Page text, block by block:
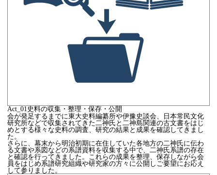
Act_ 01 史料の収集・整理・保存・公開
会が発足するまでに東大史料編纂所や伊豫史談会、日本常民文化
研究所などで収集されてきた二神氏と二神島関連の古文書をはじ
めとする様々な史料の調査、研究の結果と成果を確認してきまし
た。
さらに、幕末から明治初期に在住していた各地方の二神氏に伝わ
る文書や系図などの系譜資料を収集する中で、二神氏系譜の存在
と確認を行ってきました。これらの成果を整理、保存しながら会
員をはじめ系譜研究組織や研究家の方々に公開しご要望にお応え
して参りました。